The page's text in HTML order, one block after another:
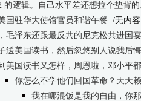
的逻辑。自己水平差还想拉个垫背
国驻华大使馆官员和谐午餐 /无内容
毛泽东还跟最反共的尼克松共进国
送美国读书，然后忽悠别人说我后
美国读书又怎样，周恩啦，邓小平
你怎么不学他们回国革命？天天
我在哪混饭是我的自由，你那